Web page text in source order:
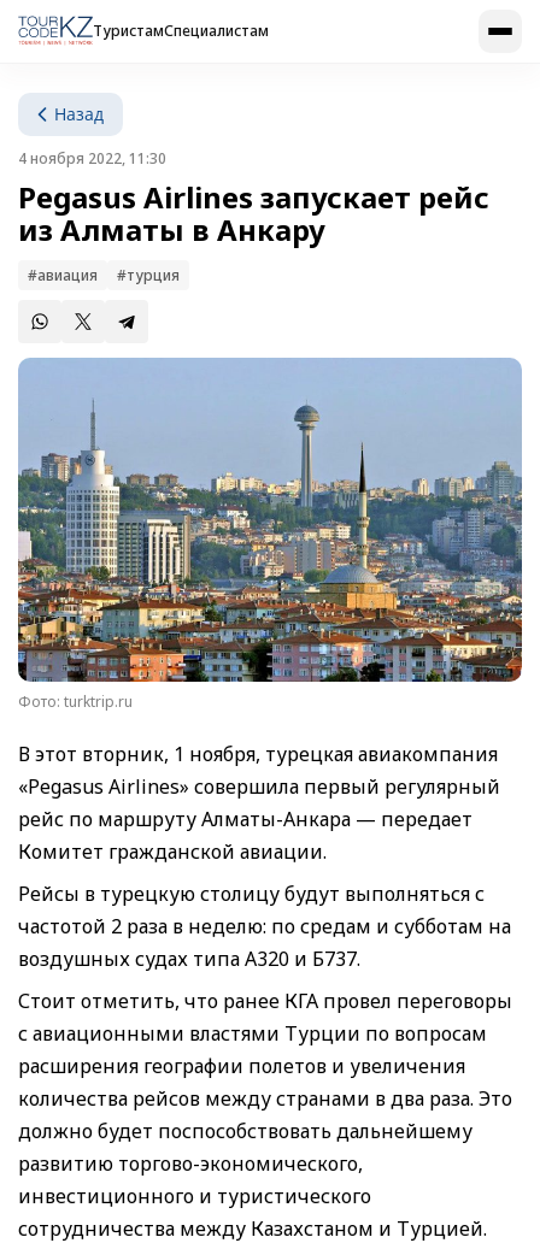
ТуристамСпециалистам
Назад
4 ноября 2022, 11:30
Pegasus Airlines запускает рейс
из Алматы в Анкару
#авиация #турция
Фото: turktrip.ru
В этот вторник, 1 ноября, турецкая авиакомпания
«Pegasus Airlines» совершила первый регулярный
рейс по маршруту Алматы-Анкара — передает
Комитет гражданской авиации.
Рейсы в турецкую столицу будут выполняться с
частотой 2 раза в неделю: по средам и субботам на
воздушных судах типа А320 и Б737.
Стоит отметить, что ранее КГА провел переговоры
с авиационными властями Турции по вопросам
расширения географии полетов и увеличения
количества рейсов между странами в два раза. Это
должно будет поспособствовать дальнейшему
развитию торгово-экономического,
инвестиционного и туристического
сотрудничества между Казахстаном и Турцией.